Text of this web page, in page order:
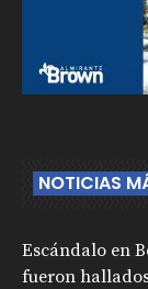
NOTICIAS
Escándalo en
fueron